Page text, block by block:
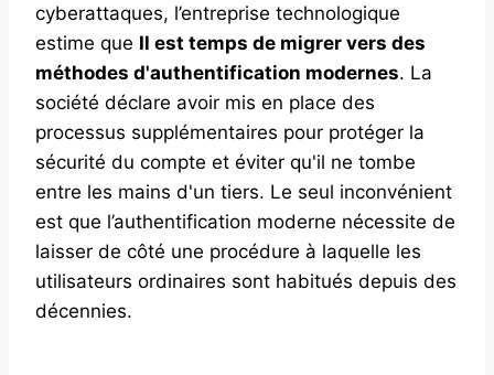
cyberattaques, l’entreprise technologique
estime que Il est temps de migrer vers des
méthodes d'authentification modernes. La
société déclare avoir mis en place des
processus supplémentaires pour protéger la
sécurité du compte et éviter qu'il ne tombe
entre les mains d'un tiers. Le seul inconvénient
est que l’authentification moderne nécessite de
laisser de côté une procédure à laquelle les
utilisateurs ordinaires sont habitués depuis des
décennies.